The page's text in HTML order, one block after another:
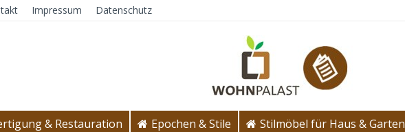
Impressum Datenschutz
& Restauration Epochen & Stile Stilmöbel für Haus & Garten